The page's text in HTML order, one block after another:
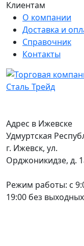
Клиентам
О компании
Доставка и
Справочник
Контакты
Адрес в Ижевске
Удмуртская
г. Ижевск, ул.
Орджоникидзе, д.
Режим работы: c
19:00 без выходных